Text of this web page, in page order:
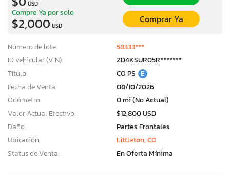
USD
Compre Ya por solo
$2,000 USD
Comprar Ya
Número de lote:
58333***
ID vehicular (VIN):
ZD4KSUR05R*******
Título:
CO PS E
Fecha de Venta:
08/10/2026
Odómetro:
0 mi (No Actual)
Valor Actual Efectivo:
$12,800 USD
Daño:
Partes Frontales
Ubicación:
Littleton, CO
Status de Venta:
En Oferta Mínima